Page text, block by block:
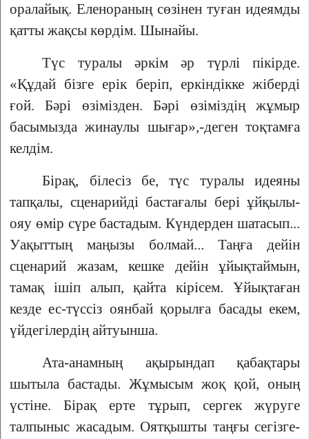
оралайық. Еленораның сөзінен туған идеямды
қатты жақсы көрдім. Шынайы.
Түс туралы әркім әр түрлі пікірде.
«Құдай бізге ерік беріп, еркіндікке жіберді
ғой. Бәрі өзімізден. Бәрі өзіміздің жұмыр
басымызда жинаулы шығар»,-деген тоқтамға
келдім.
Бірақ, білесіз бе, түс туралы идеяны
тапқалы, сценарийді бастағалы бері ұйқылы-
ояу өмір сүре бастадым. Күндерден шатасып...
Уақыттың маңызы болмай... Таңға дейін
сценарий жазам, кешке дейін ұйықтаймын,
тамақ ішіп алып, қайта кірісем. Ұйықтаған
кезде ес-түссіз оянбай қорылға басады екем,
үйдегілердің айтуынша.
Ата-анамның ақырындап қабақтары
шытыла бастады. Жұмысым жоқ қой, оның
үстіне. Бірақ ерте тұрып, сергек жүруге
талпыныс жасадым. Оятқышты таңғы сегізге-